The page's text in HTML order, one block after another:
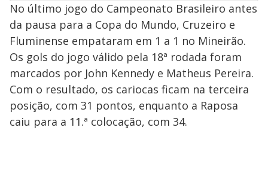
No último jogo do Campeonato Brasileiro antes
da pausa para a Copa do Mundo, Cruzeiro e
Fluminense empataram em 1 a 1 no Mineirão.
Os gols do jogo válido pela 18ª rodada foram
marcados por John Kennedy e Matheus Pereira.
Com o resultado, os cariocas ficam na terceira
posição, com 31 pontos, enquanto a Raposa
caiu para a 11.ª colocação, com 34.